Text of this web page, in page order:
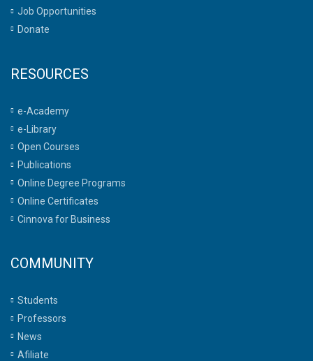
Job Opportunities
Donate
RESOURCES
e-Academy
e-Library
Open Courses
Publications
Online Degree Programs
Online Certificates
Cinnova for Business
COMMUNITY
Students
Professors
News
Afiliate